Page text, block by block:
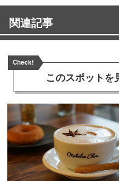
関連記事
Check!
このスポットを